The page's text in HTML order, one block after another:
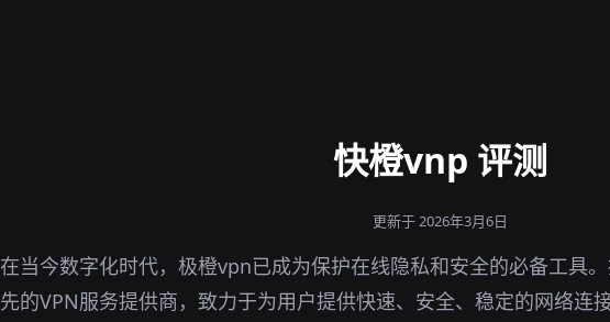
快橙vnp 评测
更新于 2026年3月6日
在当今数字化时代，极橙vpn已成为保护在线隐私和安全的必备工具
先的VPN服务提供商，致力于为用户提供快速、安全、稳定的网络连接